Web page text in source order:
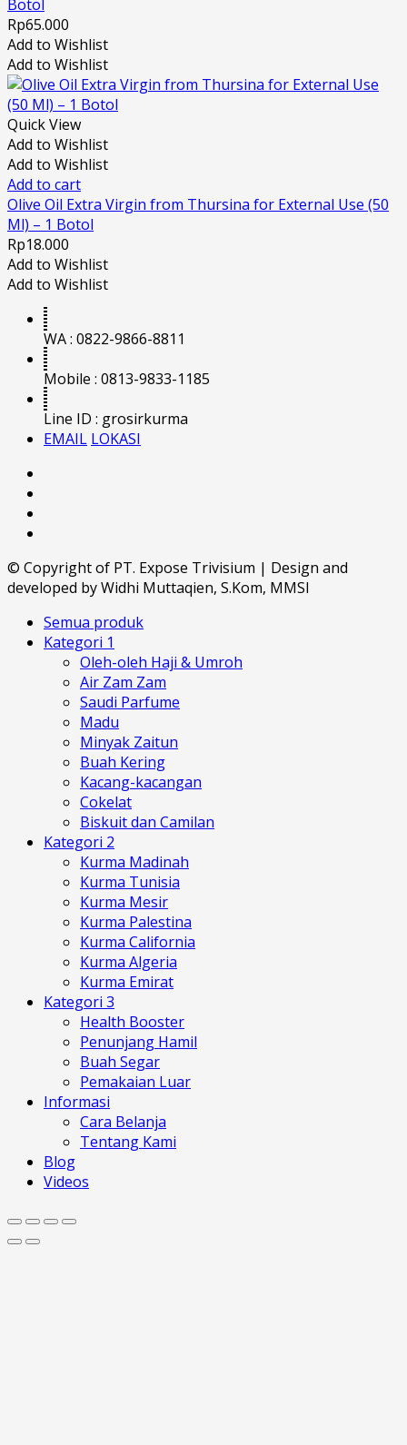
Botol
Rp65.000
Add to Wishlist
Add to Wishlist
Quick View
Add to Wishlist
Add to Wishlist
Add to cart
Olive Oil Extra Virgin from Thursina for External Use (50
Ml) – 1 Botol
Rp18.000
Add to Wishlist
Add to Wishlist
WA : 0822-9866-8811
Mobile : 0813-9833-1185
Line ID : grosirkurma
EMAIL LOKASI
© Copyright of PT. Expose Trivisium | Design and
developed by Widhi Muttaqien, S.Kom, MMSI
Semua produk
Kategori 1
Oleh-oleh Haji & Umroh
Air Zam Zam
Saudi Parfume
Madu
Minyak Zaitun
Buah Kering
Kacang-kacangan
Cokelat
Biskuit dan Camilan
Kategori 2
Kurma Madinah
Kurma Tunisia
Kurma Mesir
Kurma Palestina
Kurma California
Kurma Algeria
Kurma Emirat
Kategori 3
Health Booster
Penunjang Hamil
Buah Segar
Pemakaian Luar
Informasi
Cara Belanja
Tentang Kami
Blog
Videos